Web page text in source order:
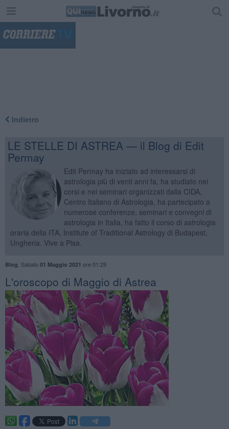
Indietro
LE STELLE DI ASTREA — il Blog di Edit
Permay
Edit Permay ha iniziato ad interessarsi di
astrologia più di venti anni fa, ha studiato nei
corsi e nei seminari organizzati dalla CIDA,
Centro Italiano di Astrologia, ha partecipato a
numerose conferenze, seminari e convegni di
astrologia in Italia, ha fatto il corso di astrologia
oraria della ITA, Institute of Traditional Astrology di Budapest,
Ungheria. Vive a Pisa.
Blog Sabato 01 Maggio 2021 ore 01:29
L'oroscopo di Maggio di Astrea